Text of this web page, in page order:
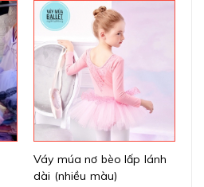
Váy múa nơ bèo lấp lánh
dài (nhiều màu)